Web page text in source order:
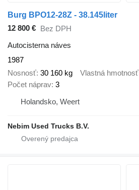
Burg BPO12-28Z - 38.145liter
12 800 € Bez DPH
Autocisterna náves
1987
Nosnosť 30 160 kg Vlastná hmotnosť
Počet náprav 3
Holandsko, Weert
Nebim Used Trucks B.V.